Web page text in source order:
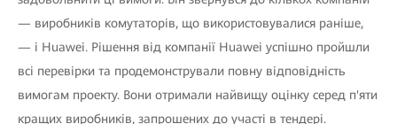
— виробників комутаторів, що використовувалися раніше,
— і Huawei. Рішення від компанії Huawei успішно пройшли
всі перевірки та продемонстрували повну відповідність
вимогам проекту. Вони отримали найвищу оцінку серед п'яти
кращих виробників, запрошених до участі в тендері.